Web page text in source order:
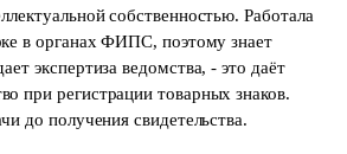
собственностью. Работала
в органах ФИПС, поэтому знает
экспертиза ведомства, - это даёт
при регистрации товарных знаков.
до получения свидетельства.